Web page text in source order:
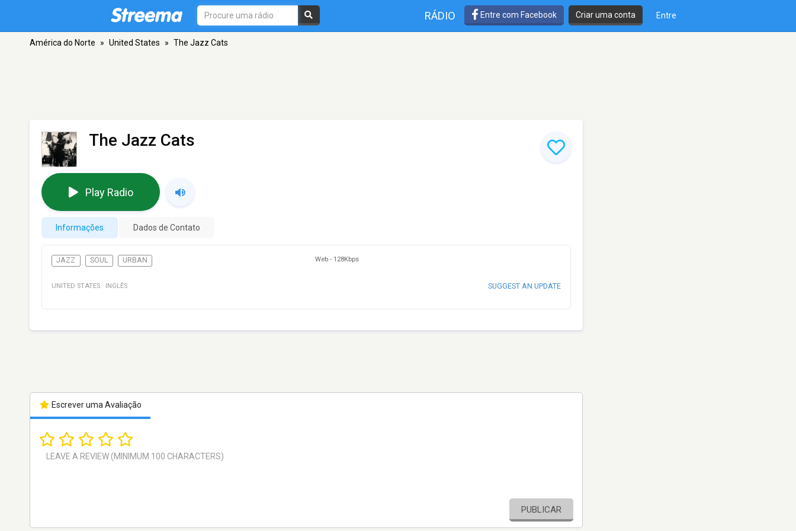
RÁDIO Entre com Facebook Criar uma conta Entre
América do Norte » United States » The Jazz Cats
The Jazz Cats
Play Radio
Informações Dados de Contato
JAZZ SOUL URBAN Web - 128Kbps
UNITED STATES · INGLÊS SUGGEST AN UPDATE
Escrever uma Avaliação
PUBLICAR